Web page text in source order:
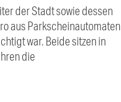
der Stadt sowie dessen
aus Parkscheinautomaten
war. Beide sitzen in
die